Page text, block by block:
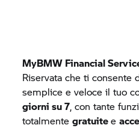
MyBMW Financial
Riservata che ti
semplice e veloce il tuo
giorni su 7, con tante
totalmentegratuitee